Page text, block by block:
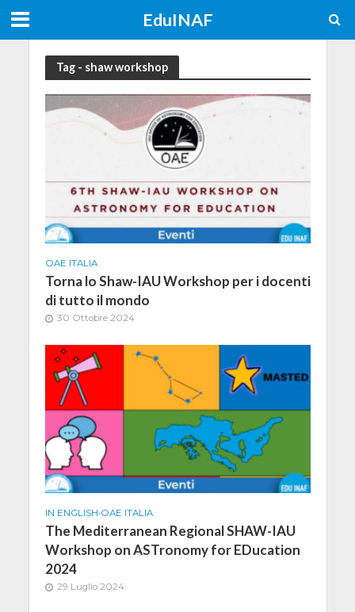
EduINAF
Tag - shaw workshop
OAE ITALIA
Torna lo Shaw-IAU Workshop per i docenti
di tutto il mondo
30 Ottobre 2024
IN ENGLISH•OAE ITALIA
The Mediterranean Regional SHAW-IAU
Workshop on ASTronomy for EDucation
2024
29 Luglio 2024